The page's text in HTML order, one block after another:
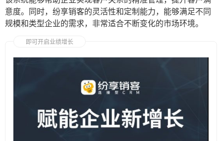
意度。同时，纷享销客的灵活性和定制能力，能够满足不同
规模和类型企业的需求，非常适合不断变化的市场环境。
即可开启业绩增长